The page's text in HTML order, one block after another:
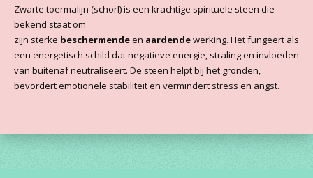
Zwarte toermalijn (schorl) is een krachtige spirituele steen die
bekend staat om
zijn sterke beschermendeen aardendewerking. Het fungeert als
een energetisch schild dat negatieve energie, straling en invloeden
van buitenaf neutraliseert. De steen helpt bij het gronden,
bevordert emotionele stabiliteit en vermindert stress en angst.